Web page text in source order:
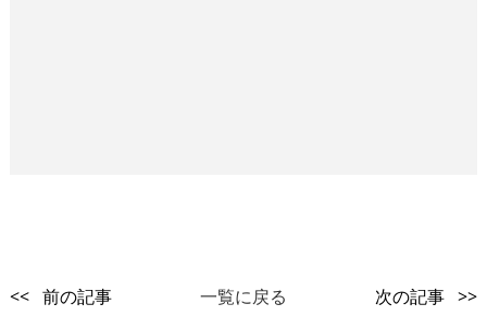
<< 前の記事 一覧に戻る 次の記事 >>